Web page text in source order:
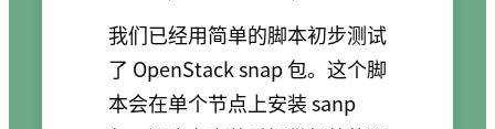
我们已经用简单的脚本初步测试
了 OpenStack snap 包。这个脚
本会在单个节点上安装 sanp